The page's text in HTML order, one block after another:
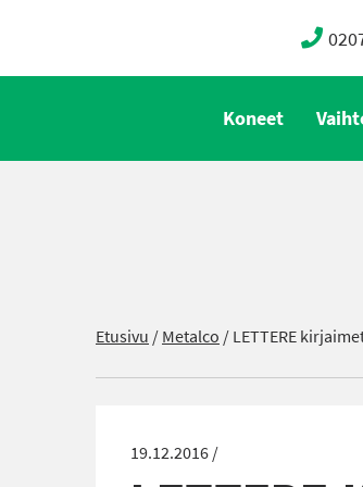
Koneet
Etusivu /Metalco /LETTERE
19.12.2016 /